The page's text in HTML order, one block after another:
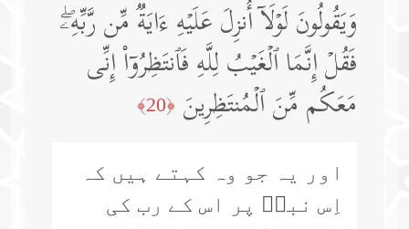
وَیَقُولُونَ لَوۡلَاۤ أُنزِلَ عَلَیۡهِ ءَایَةࣱ مِّن رَّبِّهِۦۖ
فَقُلۡ إِنَّمَا ٱلۡغَیۡبُ لِلَّهِ فَٱنتَظِرُوۤا۟ إِنِّی
مَعَكُم مِّنَ ٱلۡمُنتَظِرِینَ ﴿20﴾
اور یہ جو وہ کہتے ہیں کہ
اِس نبیؐ پر اس کے رب کی